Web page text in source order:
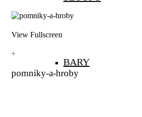
BARY
View Fullscreen
pomniky-a-hroby